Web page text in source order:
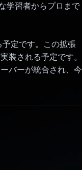
学習者からプロまで
定です。この拡張
装される予定です。
バーが統合され、今